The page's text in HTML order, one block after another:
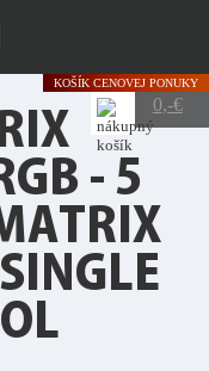
KOŠÍK CENOVEJ PONUKY
0,-€
- 5